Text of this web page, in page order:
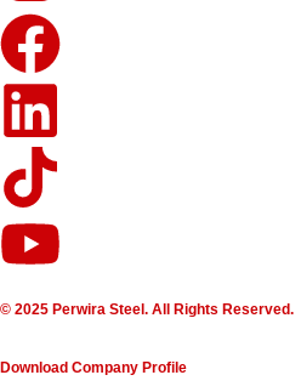
© 2025 Perwira Steel. All Rights Reserved.
Download Company Profile